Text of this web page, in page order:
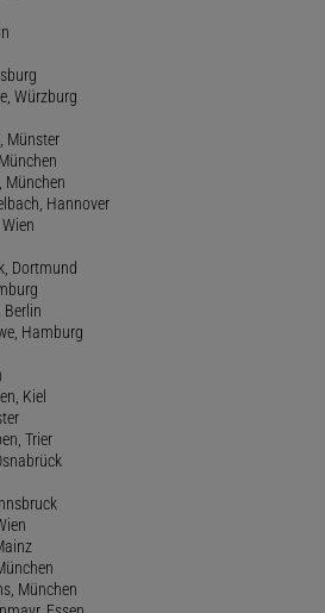
Würzburg
Münster
München
Hannover
Dortmund
Berlin
Hamburg
Kiel
Trier
München